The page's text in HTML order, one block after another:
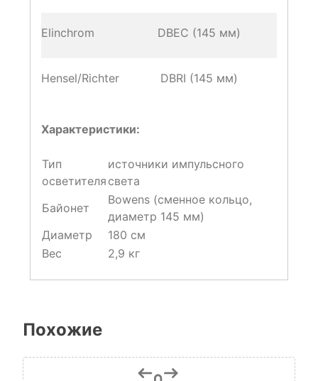
Elinchrom DBEC (145 мм)
Hensel/Richter DBRI (145 мм)
Характеристики:
Тип
осветителя
источники импульсного
света
Байонет
Bowens (сменное кольцо,
диаметр 145 мм)
Диаметр
180 см
Вес
2,9 кг
Похожие